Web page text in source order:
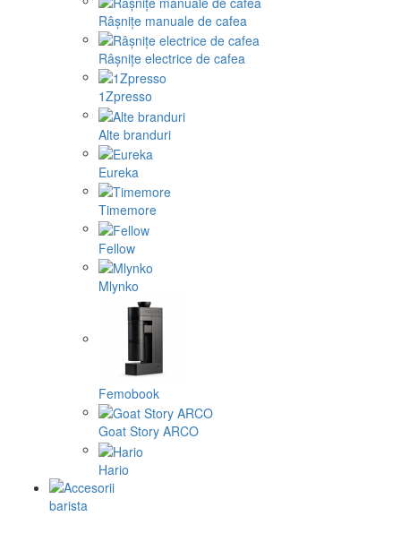
Râșnițe manuale de cafea
Râșnițe electrice de cafea
1Zpresso
Alte branduri
Eureka
Timemore
Fellow
Mlynko
Femobook
Goat Story ARCO
Hario